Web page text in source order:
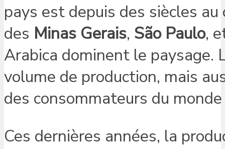
pays est depuis des siècles
des Minas Gerais, São Paulo,
Arabica dominent le paysage.
volume de production, mais
des consommateurs du
Ces dernières années, la